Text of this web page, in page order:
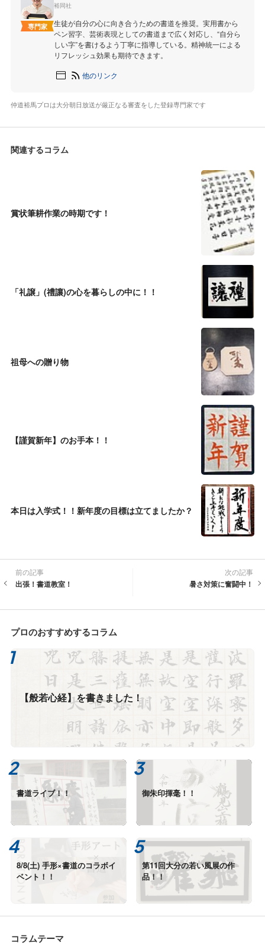
専門家
裕同社
生徒が自分の心に向き合うための書道を推奨。実用書から
ペン習字、芸術表現としての書道まで広く対応し、“自分ら
しい字”を書けるよう丁寧に指導している。精神統一による
リフレッシュ効果も期待できます。
他のリンク
仲道裕馬プロは大分朝日放送が厳正なる審査をした登録専門家です
関連するコラム
賞状筆耕作業の時期です！
「礼譲」(禮讓)の心を暮らしの中に！！
祖母への贈り物
【謹賀新年】のお手本！！
本日は入学式！！新年度の目標は立てましたか？
前の記事
出張！書道教室！
次の記事
暑さ対策に奮闘中！
プロのおすすめするコラム
【般若心経】を書きました！
書道ライブ！！ 御朱印揮毫！！
8/8(土) 手形×書道のコラボイ
ベント！！
第11回大分の若い風展の作
品！！
コラムテーマ